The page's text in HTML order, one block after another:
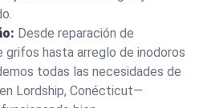
Desde reparación de
hasta arreglo de inodoros
todas las necesidades de
Lordship, Conécticut—